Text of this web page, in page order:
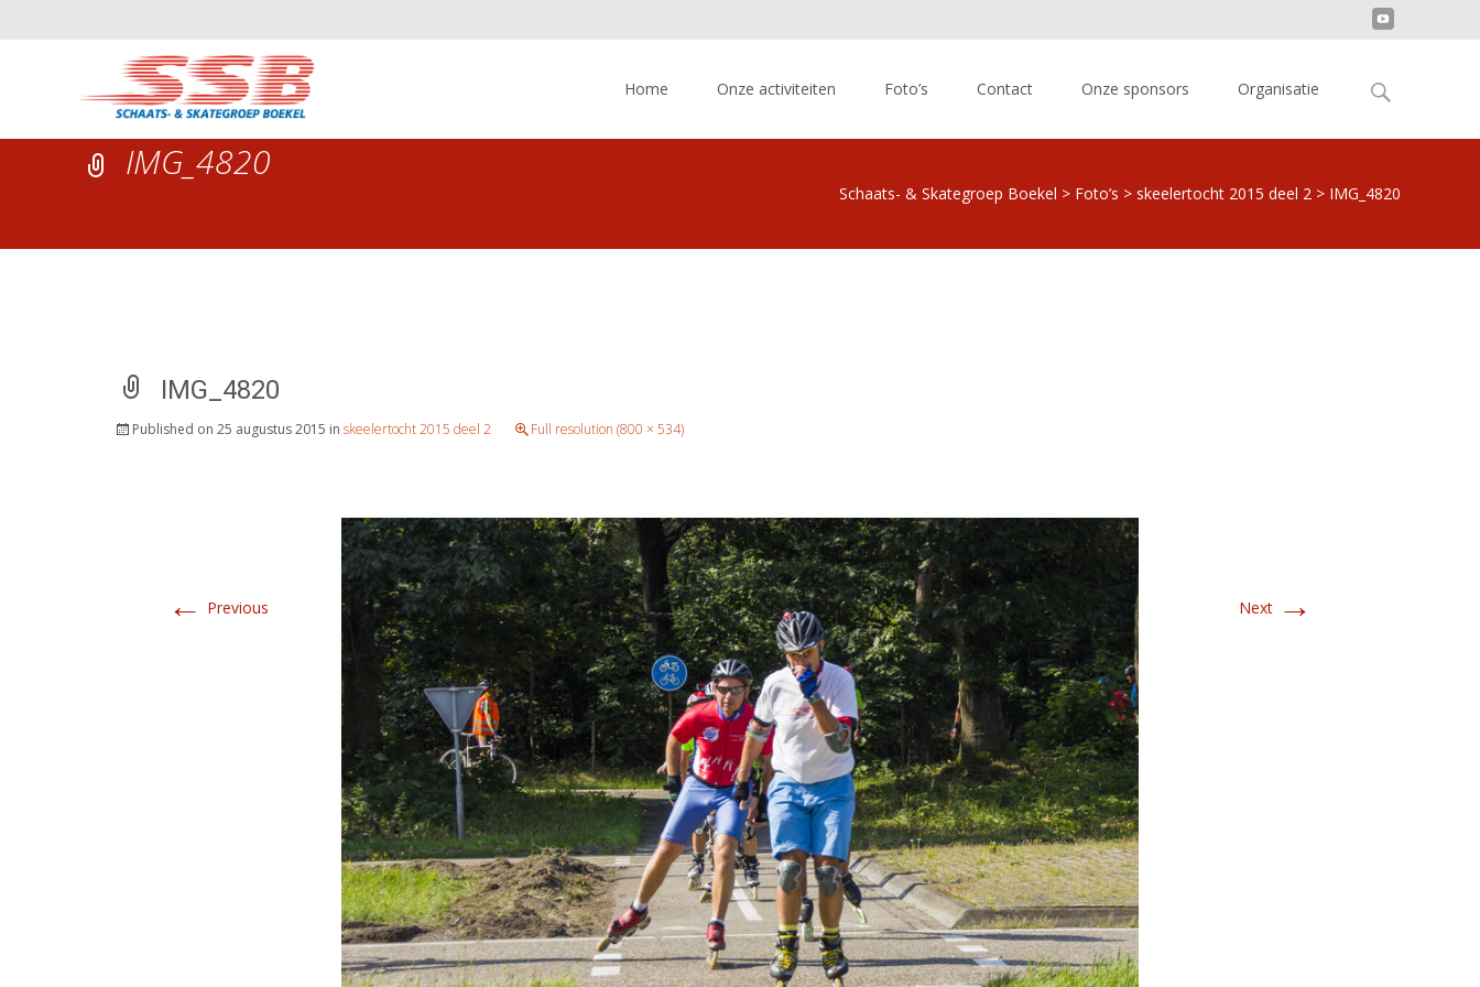
Home Onze activiteiten Foto’s Contact Onze sponsors Organisatie
Search
IMG_4820
Schaats- & Skategroep Boekel > Foto’s > skeelertocht 2015 deel 2 > IMG_4820
IMG_4820
Published on 25 augustus 2015 in skeelertocht 2015 deel 2 Full resolution (800 × 534)
← Previous Next →